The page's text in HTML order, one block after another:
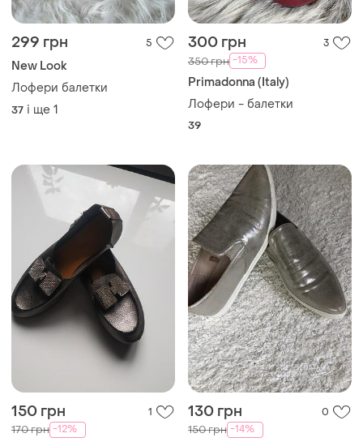
299 грн 5
New Look
Лофери балетки
37 і ще 1
300 грн 3
350 грн -15%
Primadonna (Italy)
Лофери - балетки
39
150 грн 1
170 грн -12%
130 грн 0
150 грн -14%